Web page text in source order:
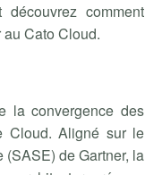
comment
Cato Cloud.
la convergence des
Cloud. Aligné sur le
de Gartner, la